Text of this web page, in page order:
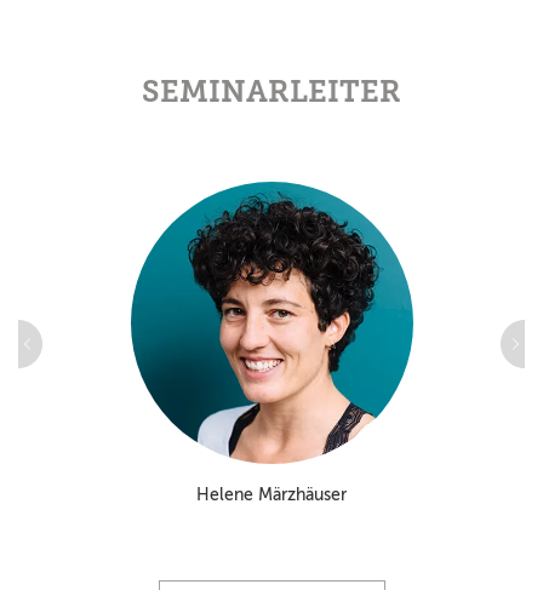
SEMINARLEITER
Helene Märzhäuser